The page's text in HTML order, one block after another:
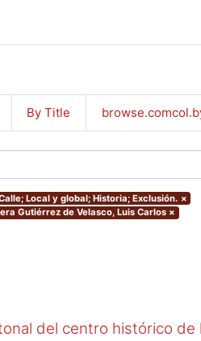
By Title
Local y global; Historia; Exclusión. ×
Gutiérrez de Velasco, Luis Carlos ×
del centro histórico de